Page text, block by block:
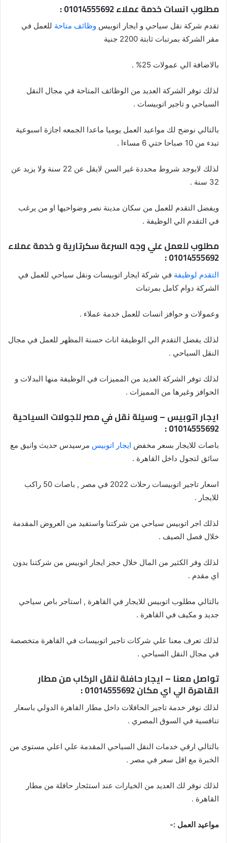
مطلوب انسات خدمة عملاء 01014555692 :
تقدم شركة نقل سياحي و ايجار اتوبيس وظائف متاحة للعمل في
مقر الشركة بمرتبات ثابتة 2200 جنية
بالاضافة الي عمولات 25% .
لذلك توفر الشركة العديد من الوظائف المتاحة في مجال النقل
السياحي و تاجير اتوبيسات .
بالتالي نوضح لك مواعيد العمل يوميا ماعدا الجمعه اجازة اسبوعية
تبدء من 10 صباحا حتي 6 مساءا .
لذلك لايوجد شروط محددة غير السن لايقل عن 22 سنة ولا يزيد عن
32 سنة .
ويفضل التقدم للعمل من سكان مدينة نصر وضواحيها او من يرغب
في التقدم الي الوظيفة .
مطلوب للعمل علي وجه السرعة سكرتارية و خدمة عملاء
01014555692 :
التقدم لوظيفة في شركة ايجار اتوبيسات ونقل سياحي للعمل في
الشركة دوام كامل بمرتبات
وعمولات و حوافز انسات للعمل خدمة عملاء .
لذلك يفضل التقدم الي الوظيفة اناث حسنة المظهر للعمل في مجال
النقل السياحي .
لذلك توفر الشركة العديد من المميزات في الوظيفة منها البدلات و
الحوافز وغيرها من المميزات .
ايجار اتوبيس – وسيلة نقل في مصر للجولات السياحية
01014555692 :
باصات للايجار بسعر مخفض ايجار اتوبيس مرسيدس حديث وانيق مع
سائق لتجول داخل القاهرة .
اسعار تاجير اتوبيسات رحلات 2022 في مصر , باصات 50 راكب
للايجار .
لذلك اجر اتوبيس سياحي من شركتنا واستفيد من العروض المقدمة
خلال فصل الصيف .
لذلك وفر الكثير من المال خلال حجز ايجار اتوبيس من شركتنا بدون
اي مقدم .
بالتالي مطلوب اتوبيس للايجار في القاهرة , استاجر باص سياحي
جديد و مكيف في القاهرة .
لذلك تعرف معنا علي شركات تاجير اتوبيسات في القاهرة متخصصة
في مجال النقل السياحي .
تواصل معنا – ايجار حافلة لنقل الركاب من مطار
القاهرة الي اي مكان 01014555692 :
لذلك نوفر خدمة تاجير الحافلات داخل مطار القاهرة الدولي باسعار
تنافسية في السوق المصري .
بالتالي ارقي خدمات النقل السياحي المقدمة علي اعلي مستوى من
الخبرة مع اقل سعر في مصر .
لذلك نوفر لك العديد من الخيارات عند استئجار حافلة من مطار
القاهرة .
مواعيد العمل :-